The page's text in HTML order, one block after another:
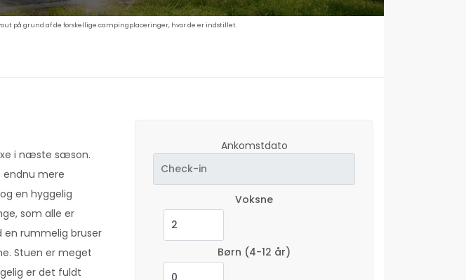
på grund af de forskellige campingplaceringer, hvor de er indstillet.
i næste sæson.
endnu mere
en hyggelig
som alle er
rummelig bruser
Stuen er meget
er det fuldt
Ankomstdato
Voksne
Børn (4-12 år)